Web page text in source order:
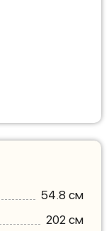
54.8 см
202 см